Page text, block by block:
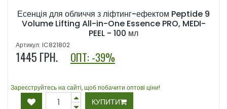
Есенція для обличчя з ліфтинг-ефектом Peptide 9
Volume Lifting All-in-One Essence PRO, MEDI-
PEEL - 100 мл
Артикул: IC821802
1445 ГРН. ОПТ: -39%
Зареєструйтесь на сайті, щоб побачити оптові ціни!
КУПИТИ